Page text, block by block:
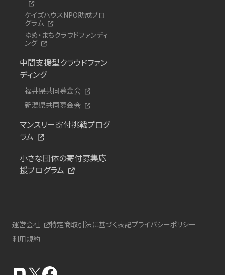
ケイズハウスNPO助成プロ
グラム
ゆめ・まちクラウドファンディ
ング
中間支援型クラウドファン
ディング
福井県共同募金会
新潟県共同募金会
マンスリー寄付挑戦プログ
ラム
小さな団体の寄付募集応
援プログラム
運営会社 特定商取引法に基づく表記プライバシーポリシー
利用規約